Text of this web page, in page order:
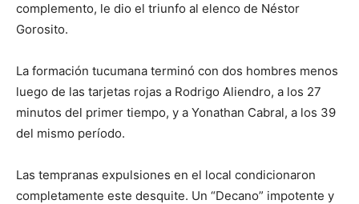
complemento, le dio el triunfo al elenco de Néstor
Gorosito.
La formación tucumana terminó con dos hombres menos
luego de las tarjetas rojas a Rodrigo Aliendro, a los 27
minutos del primer tiempo, y a Yonathan Cabral, a los 39
del mismo período.
Las tempranas expulsiones en el local condicionaron
completamente este desquite. Un “Decano” impotente y